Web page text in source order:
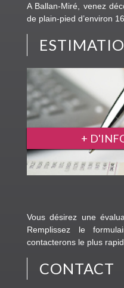
A Ballan-Miré, venez
de plain-pied d’environ
+
Vous désirez une
Remplissez le
contacterons le plus
CONTACT